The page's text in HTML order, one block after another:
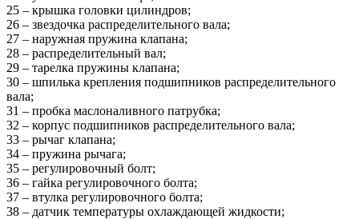
25 – крышка головки цилиндров;
26 – звездочка распределительного вала;
27 – наружная пружина клапана;
28 – распределительный вал;
29 – тарелка пружины клапана;
30 – шпилька крепления подшипников распределительного
вала;
31 – пробка маслоналивного патрубка;
32 – корпус подшипников распределительного вала;
33 – рычаг клапана;
34 – пружина рычага;
35 – регулировочный болт;
36 – гайка регулировочного болта;
37 – втулка регулировочного болта;
38 – датчик температуры охлаждающей жидкости;